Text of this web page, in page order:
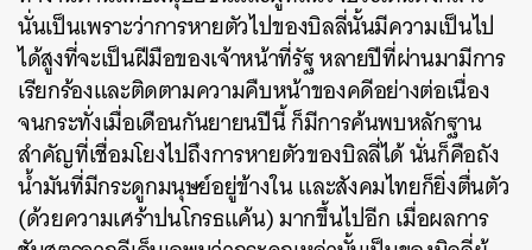
นั่นเป็นเพราะว่าการหายตัวไปของบิลลี่นั้นมีความเป็นไป
ได้สูงที่จะเป็นฝีมือของเจ้าหน้าที่รัฐ หลายปีที่ผ่านมามีการ
เรียกร้องและติดตามความคืบหน้าของคดีอย่างต่อเนื่อง
จนกระทั่งเมื่อเดือนกันยายนปีนี้ ก็มีการค้นพบหลักฐาน
สำคัญที่เชื่อมโยงไปถึงการหายตัวของบิลลี่ได้ นั่นก็คือถัง
น้ำมันที่มีกระดูกมนุษย์อยู่ข้างใน และสังคมไทยก็ยิ่งตื่นตัว
(ด้วยความเศร้าปนโกรธแค้น) มากขึ้นไปอีก เมื่อผลการ